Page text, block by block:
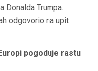
Donalda Trumpa.
odgovorio na upit
pogoduje rastu